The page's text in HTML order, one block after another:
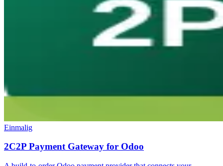
Einmalig
2C2P Payment Gateway for Odoo